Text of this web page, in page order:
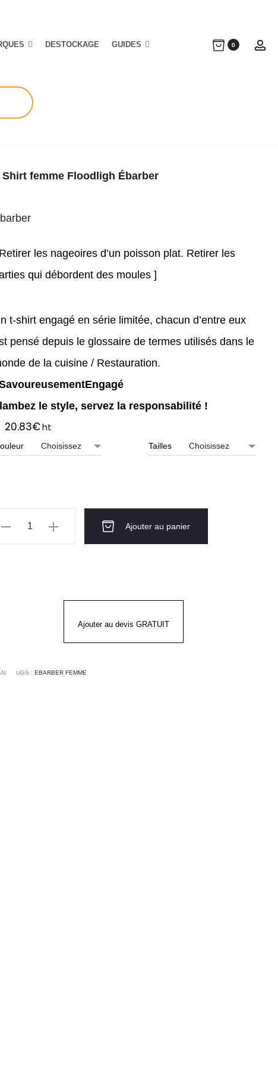
DESTOCKAGE GUIDES 0
Shirt femme Floodligh Ébarber
les nageoires d’un poisson plat. Retirer les
qui débordent des moules ]
t-shirt engagé en série limitée, chacun d’entre eux
pensé depuis le glossaire de termes utilisés dans le
de la cuisine / Restauration.
le style, servez la responsabilité !
20.83€ht
Tailles
Ajouter au panier
Ajouter au devis GRATUIT
UGS : EBARBER FEMME